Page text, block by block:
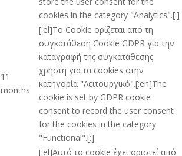
cookies in the category "Analytics".[:]
11
months
[:el]Το Cookie ορίζεται από τη
συγκατάθεση Cookie GDPR για την
καταγραφή της συγκατάθεσης
χρήστη για τα cookies στην
κατηγορία "Λειτουργικό".[:en]The
cookie is set by GDPR cookie
consent to record the user consent
for the cookies in the category
"Functional".[:]
[:el]Αυτό το cookie έχει οριστεί από